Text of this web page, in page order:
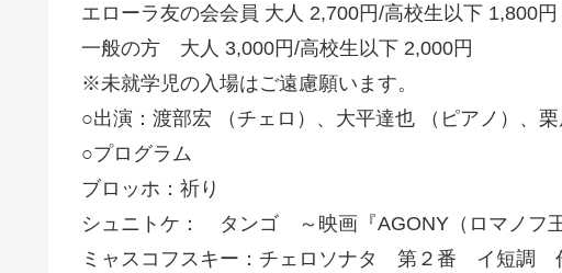
エローラ友の会会員 大人 2,700円/高校生以下 1,800円
一般の方 大人 3,000円/高校生以下 2,000円
※未就学児の入場はご遠慮願います。
○出演：渡部宏 （チェロ）、大平達也 （ピアノ）、栗
○プログラム
ブロッホ：祈り
シュニトケ： タンゴ ～映画『AGONY（ロマノフ
ミャスコフスキー：チェロソナタ 第２番 イ短調